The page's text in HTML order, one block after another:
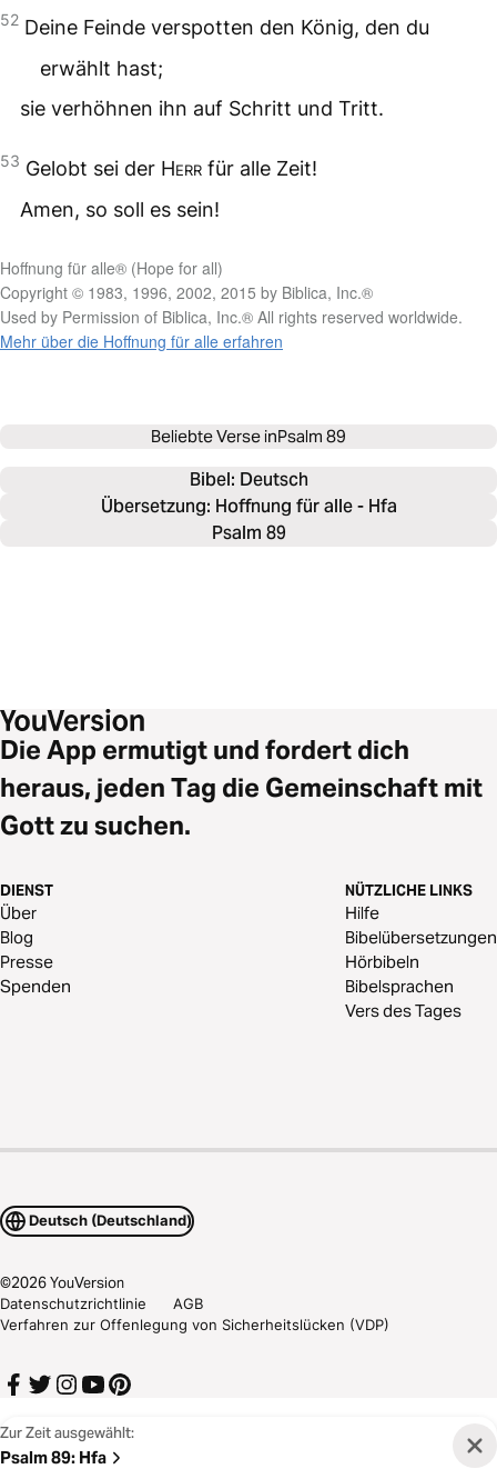
52 Deine Feinde verspotten den König, den du
erwählt hast;
sie verhöhnen ihn auf Schritt und Tritt.
53 Gelobt sei der Herr für alle Zeit!
Amen, so soll es sein!
Zur Zeit ausgewählt:
Psalm 89: Hfa
Hoffnung für alle® (Hope for all)
Copyright © 1983, 1996, 2002, 2015 by Biblica, Inc.®
Used by Permission of Biblica, Inc.® All rights reserved worldwide.
Mehr über die Hoffnung für alle erfahren
Beliebte Verse inPsalm 89
Bibel: Deutsch
Übersetzung: Hoffnung für alle - Hfa
Psalm 89
Die App ermutigt und fordert dich
heraus, jeden Tag die Gemeinschaft mit
Gott zu suchen.
DIENST
Über
Blog
Presse
Spenden
NÜTZLICHE LINKS
Hilfe
Bibelübersetzungen
Hörbibeln
Bibelsprachen
Vers des Tages
Deutsch (Deutschland)
©2026YouVersion
Datenschutzrichtlinie
AGB
Verfahren zur Offenlegung von Sicherheitslücken (VDP)